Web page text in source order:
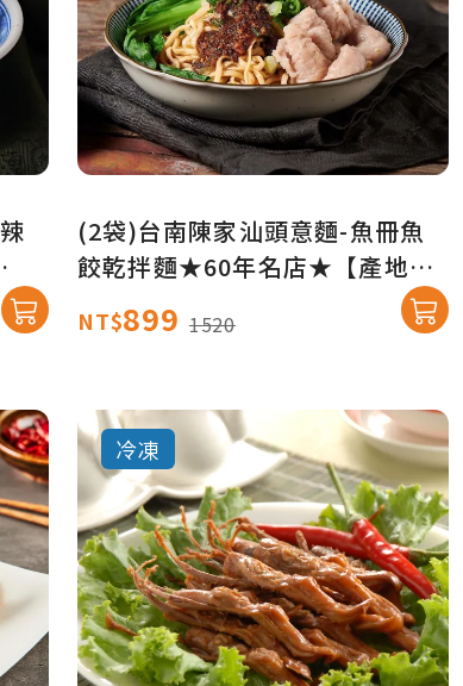
(2袋)台南陳家汕頭意麵-魚冊魚
餃乾拌麵★60年名店★【產地直
送免運】
NT$899 1520
冷凍